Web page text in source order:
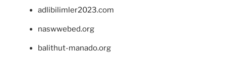
adlibilimler2023.com
naswwebed.org
balithut-manado.org